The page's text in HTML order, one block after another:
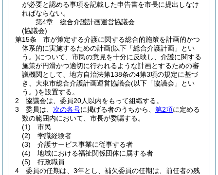
が必要と認める事項を記載した申告書を市長に提出しなけ
ればならない。
第4章
総合介護計画運営協議会
(協議会)
第15条
市が策定する介護に関する総合的施策を計画的かつ
体系的に実施するための計画(以下「総合介護計画」とい
う。)について、市民の意見を十分に反映し、介護に関する
施策が円滑かつ適切に行われるような計画とするための審
議機関として、地方自治法第138条の4第3項の規定に基づ
き、大東市総合介護計画運営協議会(以下「協議会」とい
う。)を設置する。
2
協議会は、委員20人以内をもって組織する。
3
委員は、 次の各号に掲げる者のうちから、 第2項に定める
数の範囲内において、市長が委嘱する。
(1)
市民
(2)
学識経験者
(3)
介護サービス事業に従事する者
(4)
地域における福祉関係団体に属する者
(5)
行政職員
4
委員の任期は、3年とし、補欠委員の任期は、前任者の残